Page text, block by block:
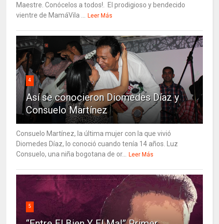
Maestre. Conócelos a todos!. El prodigioso y bendecido
vientre de MamáVila ...
Leer Más
4
Así se conocieron Diomedes Díaz y
Consuelo Martínez
Consuelo Martínez, la última mujer con la que vivió
Diomedes Díaz, lo conoció cuando tenía 14 años. Luz
Consuelo, una niña bogotana de or...
Leer Más
5